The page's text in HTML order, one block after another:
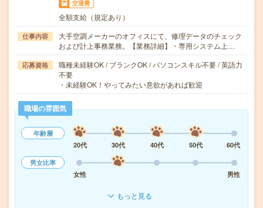
交通費
全額支給（規定あり）
仕事内容
大手空調メーカーのオフィスにて、修理データのチェック
および計上事務業務。【業務詳細】・専用システム上…
応募資格
職種未経験OK / ブランクOK / パソコンスキル不要 / 英語力
不要
・未経験OK！やってみたい意欲があれば歓迎
職場の雰囲気
年齢層
20代
30代 40代 50代
60代
男女比率
女性
男性
もっと見る